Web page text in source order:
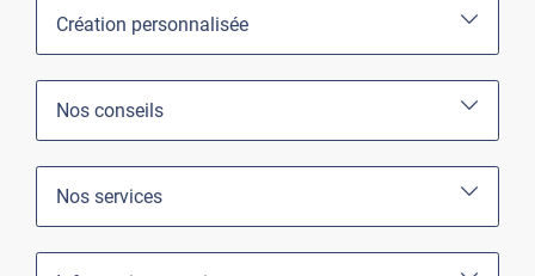
Création personnalisée
Nos conseils
Nos services